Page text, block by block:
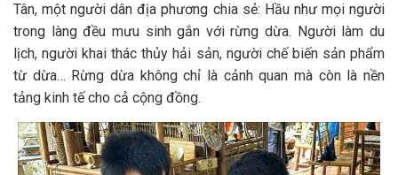
Tân, một người dân địa phương chia sẻ: Hầu như mọi người
trong làng đều mưu sinh gắn với rừng dừa. Người làm du
lịch, người khai thác thủy hải sản, người chế biến sản phẩm
từ dừa… Rừng dừa không chỉ là cảnh quan mà còn là nền
tảng kinh tế cho cả cộng đồng.